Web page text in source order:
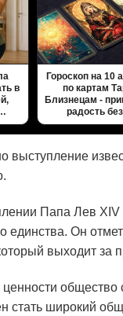
в
Гороскоп на 10
по картам
Близнецам -
радость
Папа Лев XIV
единства. Он
выходит за
общество
стать широкий